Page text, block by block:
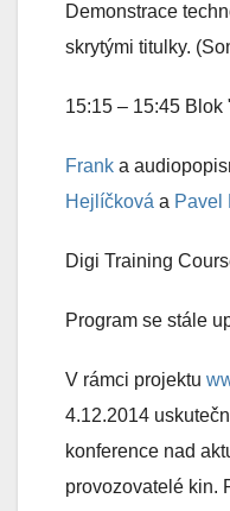
Demonstrace
skrytými titulky.
15:15 – 15:45 Blok
Frank a
Hejlíčková a Pavel
Digi Training
Program se stále
V rámci projektu
4.12.2014
konference nad
provozovatelé kin.